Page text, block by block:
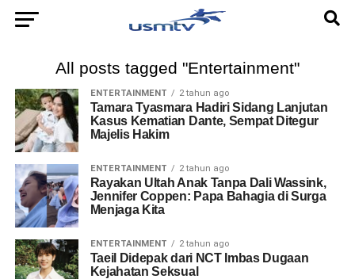
All posts tagged "Entertainment"
ENTERTAINMENT 2 tahun ago
Tamara Tyasmara Hadiri Sidang Lanjutan
Kasus Kematian Dante, Sempat Ditegur
Majelis Hakim
ENTERTAINMENT 2 tahun ago
Rayakan Ultah Anak Tanpa Dali Wassink,
Jennifer Coppen: Papa Bahagia di Surga
Menjaga Kita
ENTERTAINMENT 2 tahun ago
Taeil Didepak dari NCT Imbas Dugaan
Kejahatan Seksual